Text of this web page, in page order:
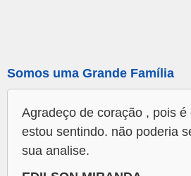
Somos uma Grande Família
Agradeço de coração , pois
estou sentindo. não poderia
sua analise.